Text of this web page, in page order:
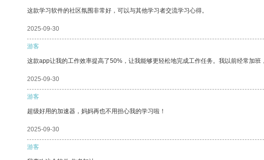
这款学习软件的社区氛围非常好，可以与其他学习者交流学习心得。
2025-09-30
游客
这款app让我的工作效率提高了50%，让我能够更轻松地完成工作任务。我以前经常加
2025-09-30
游客
超级好用的加速器，妈妈再也不用担心我的学习啦！
2025-09-30
游客